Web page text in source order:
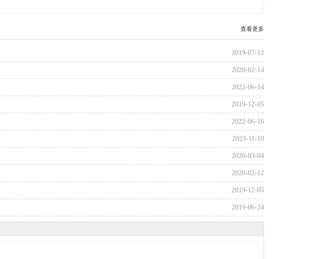
查看更多
2019-07-12
2020-02-14
2022-06-14
2019-12-05
2022-06-16
2023-11-10
2020-03-04
2020-02-12
2019-12-05
2019-06-24